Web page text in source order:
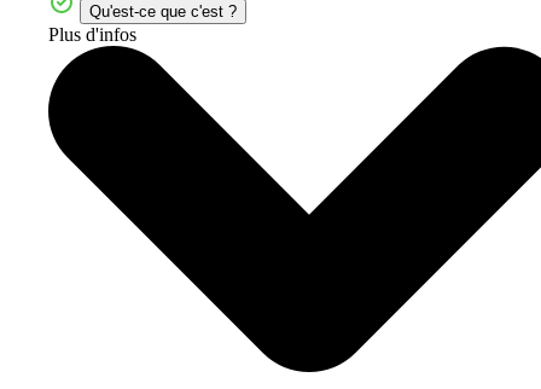
Qu'est-ce que c'est ?
Plus d'infos